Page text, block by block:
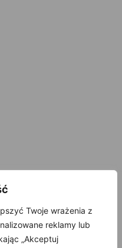
Twoje wrażenia z
reklamy lub
„Akceptuj